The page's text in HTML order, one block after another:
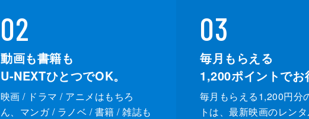
02
動画も書籍も
U-NEXTひとつでOK。
映画 / ドラマ / アニメはもちろ
ん、マンガ / ラノベ / 書籍 / 雑誌も
03
毎月もらえる
1,200ポイントでお
毎月もらえる1,200円分
トは、最新映画のレン